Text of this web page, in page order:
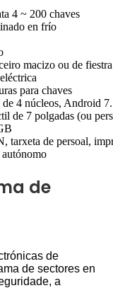
4 ~ 200 chaves
en frío
macizo ou de fiestra
para chaves
4 núcleos, Android
de 7 polgadas (ou
tarxeta de persoal,
de
de
de sectores en
a